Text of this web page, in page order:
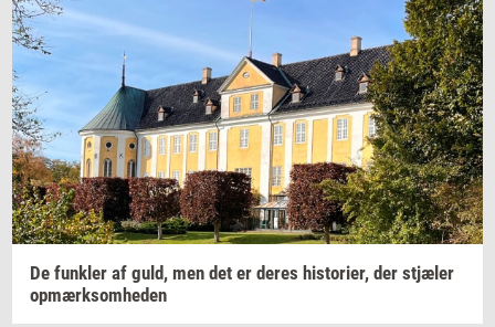
De funk­ler af guld, men det er deres hi­sto­ri­er, der stjæ­ler
op­mærk­som­he­den